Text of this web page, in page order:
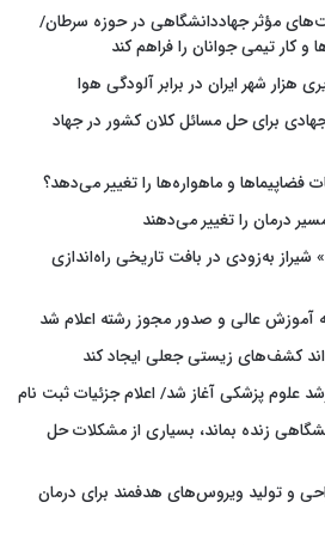
مؤثر جهاددانشگاهی در حوزه سرطان/
و کار تیمی جوانان را فراهم کند
هزار شهر ایران در برابر آلودگی هوا
برای حل مسائل کلان کشور در جهاد
و ماهواره‌ها را تغییر می‌دهد؟
درمان را تغییر می‌دهند
به‌زودی در بافت تاریخی راه‌اندازی
عالی و صدور مجوز رشته اعلام شد
کشف‌های زیستی جعلی ایجاد کند
علوم پزشکی آغاز شد/ اعلام جزئیات ثبت نام
زنده بماند، بسیاری از مشکلات حل
و تولید ویروس‌های هدفمند برای درمان